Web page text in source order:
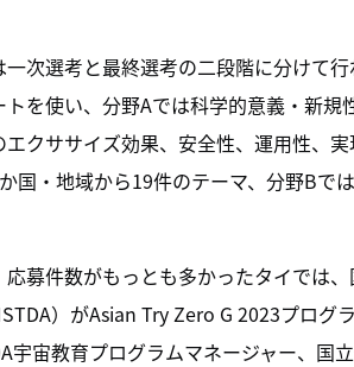
一次選考と最終選考の二段階に分けて
トを使い、分野Aでは科学的意義・新
エクササイズ効果、安全性、運用性、
国・地域から19件のテーマ、分野Bで
応募件数がもっとも多かったタイでは
）がAsian Try Zero G 2023プログ
宇宙教育プログラムマネージャー、国